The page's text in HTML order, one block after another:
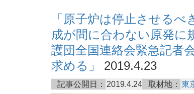
「原子炉は停止させる
成が間に合わない原発に
護団全国連絡会緊急記者
求める」
2019.4.23
記事公開日： 2019.4.24 取材地： 東